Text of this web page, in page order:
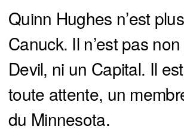
Quinn Hughes n’est
Canuck. Il n’est pas
Devil, ni un Capital. Il
toute attente, un
du Minnesota.